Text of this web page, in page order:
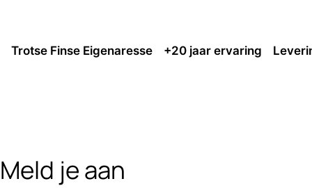
Trotse Finse Eigenaresse +20 jaar ervaring
Meld je aan